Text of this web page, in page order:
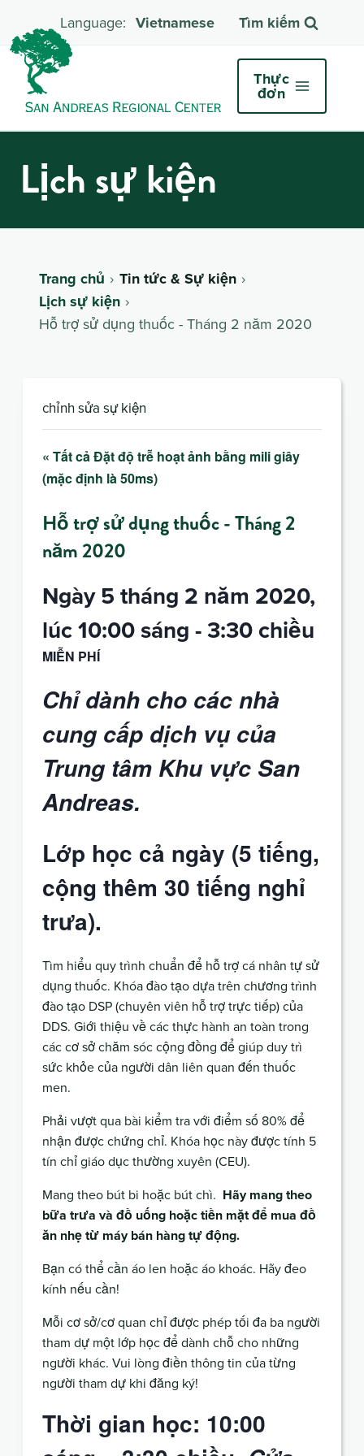
Vietnamese Tìm kiếm
Thực
đơn
Lịch sự kiện
Trang chủ
Tin tức & Sự kiện
Lịch sự kiện
Hỗ trợ sử dụng thuốc - Tháng 2 năm 2020
chỉnh sửa sự kiện
« Tất cả Đặt độ trễ hoạt ảnh bằng mili giây
(mặc định là 50ms)
Hỗ trợ sử dụng thuốc - Tháng 2
năm 2020
Ngày 5 tháng 2 năm 2020,
lúc 10:00 sáng -3:30 chiều
MIỄN PHÍ
Chỉ dành cho các nhà
cung cấp dịch vụ của
Trung tâm Khu vực San
Andreas.
Lớp học cả ngày (5 tiếng,
cộng thêm 30 tiếng nghỉ
trưa).
Tìm hiểu quy trình chuẩn để hỗ trợ cá nhân tự sử
dụng thuốc. Khóa đào tạo dựa trên chương trình
đào tạo DSP (chuyên viên hỗ trợ trực tiếp) của
DDS. Giới thiệu về các thực hành an toàn trong
các cơ sở chăm sóc cộng đồng để giúp duy trì
sức khỏe của người dân liên quan đến thuốc
men.
Phải vượt qua bài kiểm tra với điểm số 80% để
nhận được chứng chỉ. Khóa học này được tính 5
tín chỉ giáo dục thường xuyên (CEU).
Mang theo bút bi hoặc bút chì. Hãy mang theo
bữa trưa và đồ uống hoặc tiền mặt để mua đồ
ăn nhẹ từ máy bán hàng tự động.
Bạn có thể cần áo len hoặc áo khoác. Hãy đeo
kính nếu cần!
Mỗi cơ sở/cơ quan chỉ được phép tối đa ba người
tham dự một lớp học để dành chỗ cho những
người khác. Vui lòng điền thông tin của từng
người tham dự khi đăng ký!
Thời gian học: 10:00